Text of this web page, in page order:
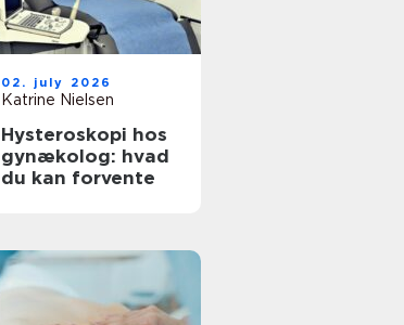
02. july 2026
Katrine Nielsen
Hysteroskopi hos
gynækolog: hvad
du kan forvente